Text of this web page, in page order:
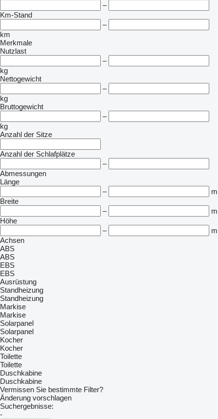
–
Km-Stand
–
km
Merkmale
Nutzlast
–
kg
Nettogewicht
–
kg
Bruttogewicht
–
kg
Anzahl der Sitze
Anzahl der Schlafplätze
–
Abmessungen
Länge
–
m
Breite
–
m
Höhe
–
m
Achsen
ABS
ABS
EBS
EBS
Ausrüstung
Standheizung
Standheizung
Markise
Markise
Solarpanel
Solarpanel
Kocher
Kocher
Toilette
Toilette
Duschkabine
Duschkabine
Vermissen Sie bestimmte Filter?
Änderung vorschlagen
Suchergebnisse:
-